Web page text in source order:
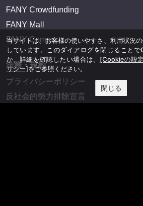
FANY Crowdfunding
FANY Mall
FANY Commu
法務・規約
プライバシーポリシー
反社会的勢力排除宣言
当サイトは、お客様の使いやすさ、利用状況
しています。このダイアログを閉じること
か、詳細を確認したい場合は、 [Cookieの設
リシー]をご参照ください。
閉じる